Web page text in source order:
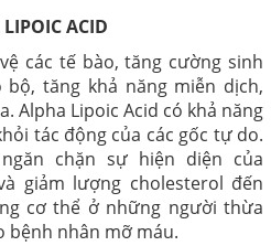
ACID
các tế bào, tăng cường sinh
tăng khả năng miễn dịch,
Alpha Lipoic Acid có khả năng
tác động của các gốc tự do.
chặn sự hiện diện của
giảm lượng cholesterol đến
cơ thể ở những người thừa
bệnh nhân mỡ máu.